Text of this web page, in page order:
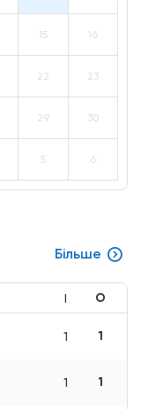
15 16
22 23
29 30
5 6
Більше
І О
1 1
1 1